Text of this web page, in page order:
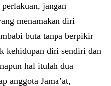
jangan
menamakan diri
buta tanpa berpikir
kehidupan diri sendiri dan
hal itulah dua
anggota Jama’at,